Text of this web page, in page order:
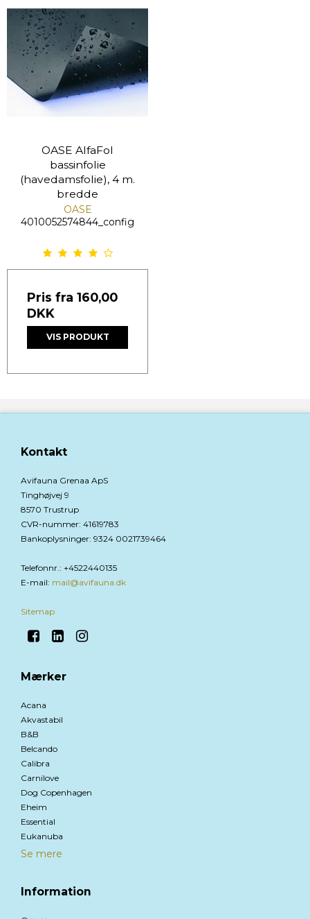
OASE AlfaFol
bassinfolie
(havedamsfolie), 4 m.
bredde
OASE
4010052574844_config
Pris fra 160,00
DKK
VIS PRODUKT
Kontakt
Avifauna Grenaa ApS
Tinghøjvej 9
8570 Trustrup
CVR-nummer: 41619783
Bankoplysninger: 9324 0021739464
Telefonnr. : +4522440135
E-mail: mail@avifauna.dk
Sitemap
Mærker
Acana
Akvastabil
B&B
Belcando
Calibra
Carnilove
Dog Copenhagen
Eheim
Essential
Eukanuba
Se mere
Information